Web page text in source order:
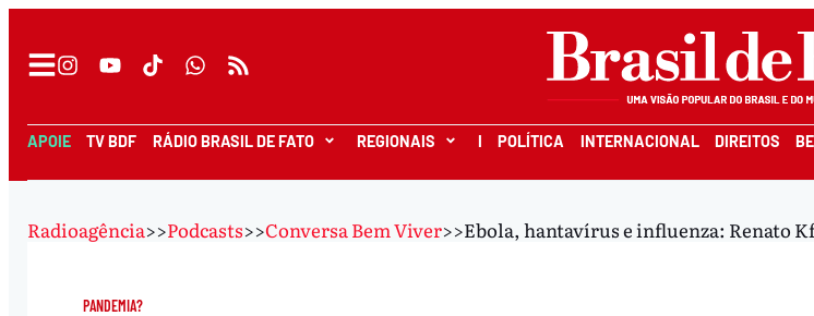
APOIE TV BDF RÁDIO BRASIL DE FATO REGIONAIS I POLÍTICA INTERNACIONAL DIREITOS
Radioagência>>Podcasts>>Conversa Bem Viver>>Ebola, hantavírus e influenza: Renato
PANDEMIA?